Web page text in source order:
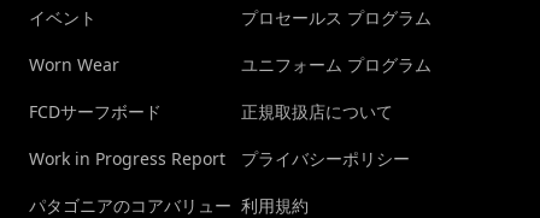
イベント
Worn Wear
FCDサーフボード
Work in Progress Report
パタゴニアのコアバリュー
プロセールス プログラム
ユニフォーム プログラム
正規取扱店について
プライバシーポリシー
利用規約